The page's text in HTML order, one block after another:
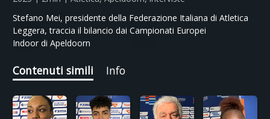
Stefano Mei, presidente della Federazione Italiana di Atletica
Leggera, traccia il bilancio dai Campionati Europei
Indoor di Apeldoorn
Contenuti simili Info